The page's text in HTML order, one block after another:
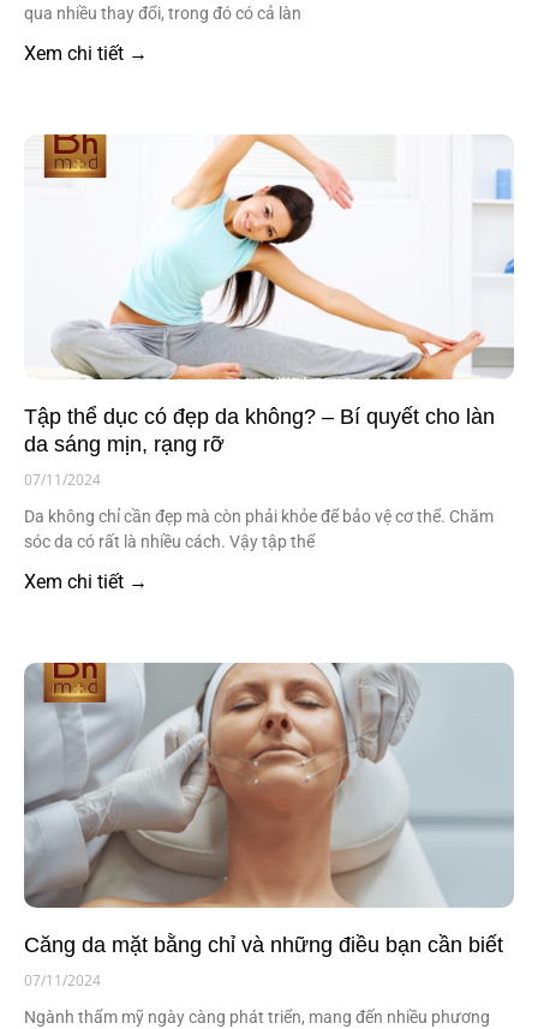
qua nhiều thay đổi, trong đó có cả làn
Xem chi tiết →
Tập thể dục có đẹp da không? – Bí quyết cho làn
da sáng mịn, rạng rỡ
07/11/2024
Da không chỉ cần đẹp mà còn phải khỏe để bảo vệ cơ thể. Chăm
sóc da có rất là nhiều cách. Vậy tập thể
Xem chi tiết →
Căng da mặt bằng chỉ và những điều bạn cần biết
07/11/2024
Ngành thẩm mỹ ngày càng phát triển, mang đến nhiều phương